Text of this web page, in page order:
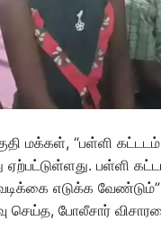
மக்கள், “பள்ளி
பள்ளி
எடுக்க
செய்த, போலீசார்